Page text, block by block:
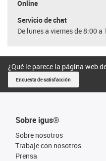
Online
Servicio de chat
De lunes a viernes de 8:00 a
¿Qué le parece la página web
Encuesta de satisfacción
Sobre igus®
Sobre nosotros
Trabaje con nosotros
Prensa